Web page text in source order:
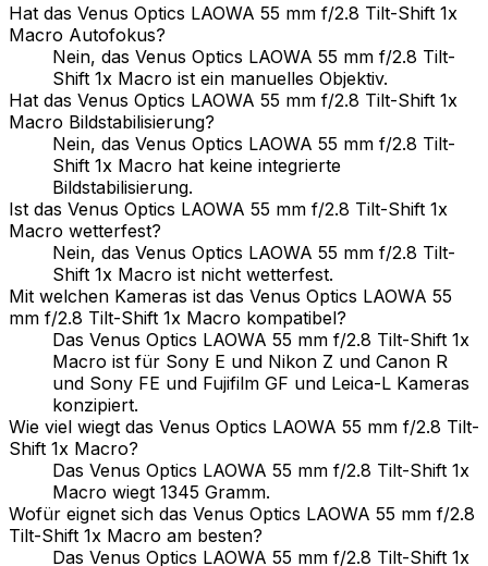
Hat das Venus Optics LAOWA 55 mm f/2.8 Tilt-Shift 1x
Macro Autofokus?
Nein, das Venus Optics LAOWA 55 mm f/2.8 Tilt-
Shift 1x Macro ist ein manuelles Objektiv.
Hat das Venus Optics LAOWA 55 mm f/2.8 Tilt-Shift 1x
Macro Bildstabilisierung?
Nein, das Venus Optics LAOWA 55 mm f/2.8 Tilt-
Shift 1x Macro hat keine integrierte
Bildstabilisierung.
Ist das Venus Optics LAOWA 55 mm f/2.8 Tilt-Shift 1x
Macro wetterfest?
Nein, das Venus Optics LAOWA 55 mm f/2.8 Tilt-
Shift 1x Macro ist nicht wetterfest.
Mit welchen Kameras ist das Venus Optics LAOWA 55
mm f/2.8 Tilt-Shift 1x Macro kompatibel?
Das Venus Optics LAOWA 55 mm f/2.8 Tilt-Shift 1x
Macro ist für Sony E und Nikon Z und Canon R
und Sony FE und Fujifilm GF und Leica-L Kameras
konzipiert.
Wie viel wiegt das Venus Optics LAOWA 55 mm f/2.8 Tilt-
Shift 1x Macro?
Das Venus Optics LAOWA 55 mm f/2.8 Tilt-Shift 1x
Macro wiegt 1345 Gramm.
Wofür eignet sich das Venus Optics LAOWA 55 mm f/2.8
Tilt-Shift 1x Macro am besten?
Das Venus Optics LAOWA 55 mm f/2.8 Tilt-Shift 1x